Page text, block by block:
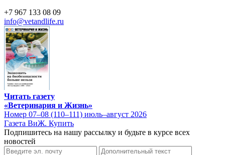
+7 967 133 08 09
info@vetandlife.ru
Читать газету
«Ветеринария и Жизнь»
Номер 07–08 (110–111) июль–август 2026
Газета ВиЖ. Купить
Подпишитесь на нашу рассылку и будьте в курсе всех
новостей